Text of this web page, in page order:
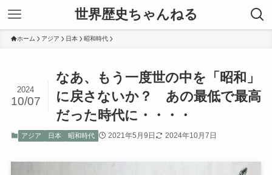
世界歴史ちゃんねる
ホーム アジア 日本 昭和時代
なあ、もう一度世の中を「昭和」
に戻さないか？ あの最低で最高
だった時代に・・・・
2024
10/07
アジア 日本 昭和時代 2021年5月9日 2024年10月7日